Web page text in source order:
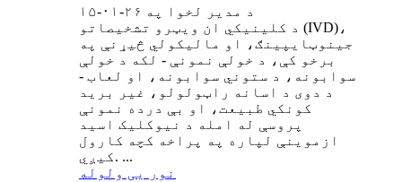
د مدیر لخوا په ۲۶-۰۱-۱۵
د کلینیکي ان ویټرو تشخیصاتو (IVD)،
جینوټایپینګ، او مالیکولي څیړنې په
برخو کې، د خولې نمونې - لکه د خولې
سوابونه، د ستوني سوابونه، او لعاب -
د دوی د اسانه راټولولو، غیر برید
کونکي طبیعت، او بې درده نمونې
پروسې له امله د نیوکلیک اسید
ازموینې لپاره په پراخه کچه کارول
کیږي. ...
نور یی ولوله